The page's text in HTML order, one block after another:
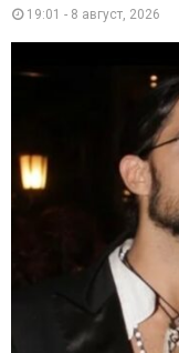
19:01 - 8 август, 2026